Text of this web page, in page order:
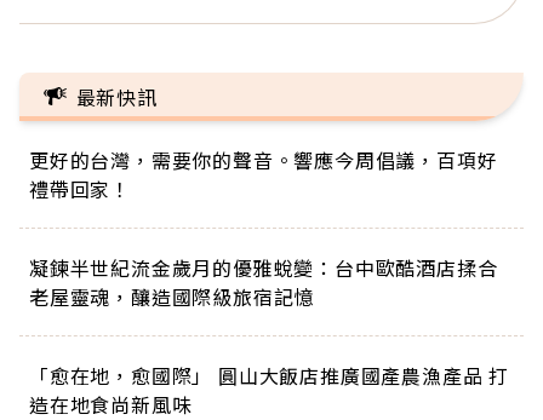
最新快訊
更好的台灣，需要你的聲音。響應今周倡議，百項好
禮帶回家！
凝鍊半世紀流金歲月的優雅蛻變：台中歐酷酒店揉合
老屋靈魂，釀造國際級旅宿記憶
「愈在地，愈國際」 圓山大飯店推廣國產農漁產品 打
造在地食尚新風味